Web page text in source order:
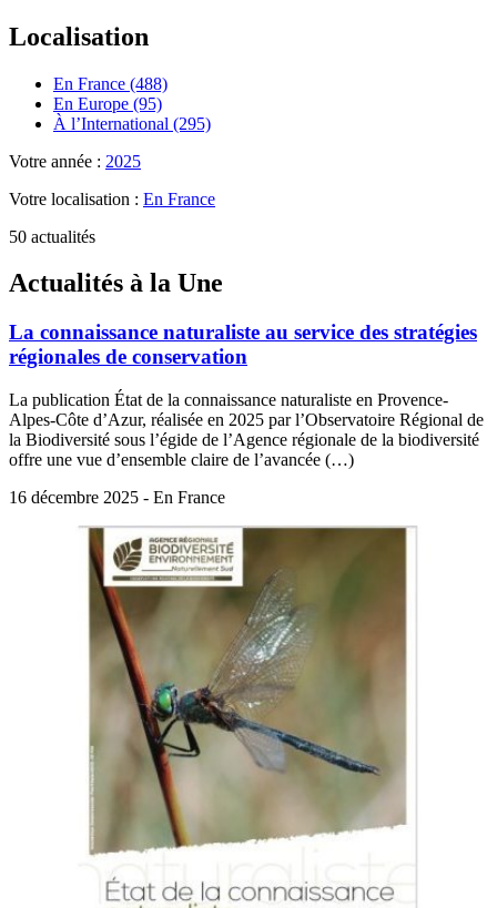
Localisation
En France (488)
En Europe (95)
À l’International (295)
Votre année : 2025
Votre localisation : En France
50 actualités
Actualités à la Une
La connaissance naturaliste au service des stratégies
régionales de conservation
La publication État de la connaissance naturaliste en Provence-
Alpes-Côte d’Azur, réalisée en 2025 par l’Observatoire Régional de
la Biodiversité sous l’égide de l’Agence régionale de la biodiversité
offre une vue d’ensemble claire de l’avancée (…)
16 décembre 2025 - En France